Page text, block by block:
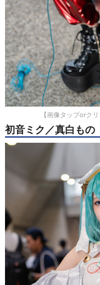
【画像タップorク
初音ミク／真白もの